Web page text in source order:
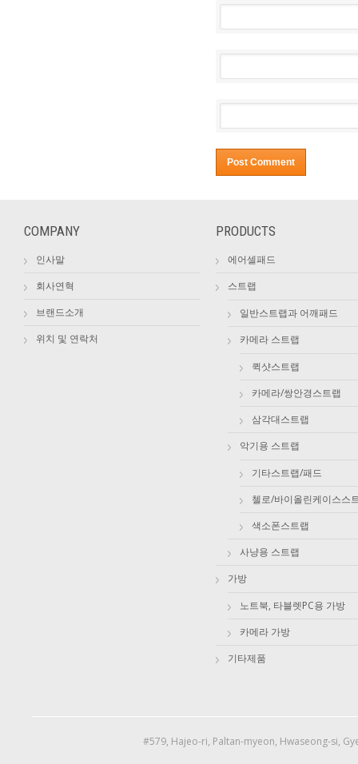
COMPANY
인사말
회사연혁
브랜드소개
위치 및 연락처
PRODUCTS
에어셀패드
스트랩
일반스트랩과 어깨패드
카메라 스트랩
퀵샷스트랩
카메라/쌍안경스트랩
삼각대스트랩
악기용 스트랩
기타스트랩/패드
첼로/바이올린케이스스
색소폰스트랩
사냥용 스트랩
가방
노트북, 타블렛PC용 가방
카메라 가방
기타제품
#579, Hajeo-ri, Paltan-myeon, Hwaseong-si,